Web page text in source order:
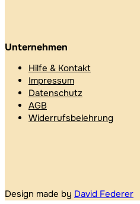
Unternehmen
Hilfe & Kontakt
Impressum
Datenschutz
AGB
Widerrufsbelehrung
Design made by David Federer